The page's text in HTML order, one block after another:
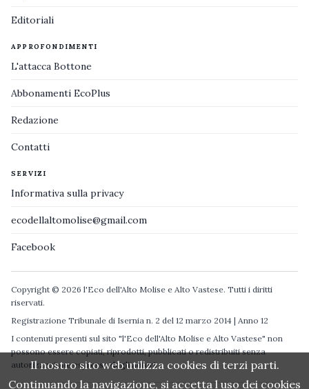
Editoriali
APPROFONDIMENTI
L'attacca Bottone
Abbonamenti EcoPlus
Redazione
Contatti
SERVIZI
Informativa sulla privacy
ecodellaltomolise@gmail.com
Facebook
Copyright © 2026 l'Eco dell'Alto Molise e Alto Vastese. Tutti i diritti
riservati.
Registrazione Tribunale di Isernia n. 2 del 12 marzo 2014 | Anno 12
I contenuti presenti sul sito "l'Eco dell'Alto Molise e Alto Vastese" non
possono essere copiati, riprodotti, pubblicati o redistribuiti senza
autorizzazione espressa degli autori.
Il nostro sito web utilizza cookies di terzi parti.
Continuando la navigazione, si accetta l uso dei cookies